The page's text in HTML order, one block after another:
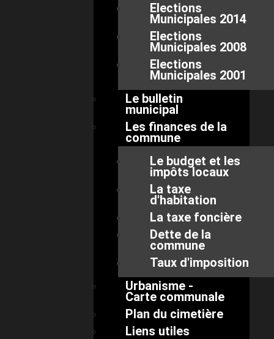
Elections
Municipales 2014
Elections
Municipales 2008
Elections
Municipales 2001
Le bulletin
municipal
Les finances de la
commune
Le budget et les
impôts locaux
La taxe
d'habitation
La taxe foncière
Dette de la
commune
Taux d'imposition
Urbanisme -
Carte communale
Plan du cimetière
Liens utiles